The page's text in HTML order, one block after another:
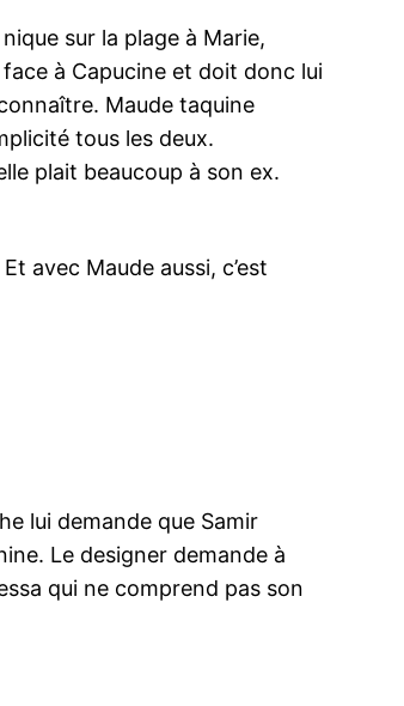
sur la plage à Marie,
à Capucine et doit donc lui
Maude taquine
tous les deux.
plait beaucoup à son ex.
avec Maude aussi, c’est
lui demande que Samir
Le designer demande à
qui ne comprend pas son